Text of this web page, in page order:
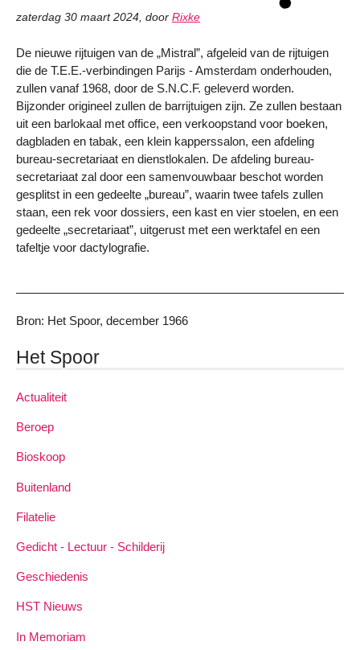
zaterdag 30 maart 2024, door Rixke
De nieuwe rijtuigen van de „Mistral”, afgeleid van de rijtuigen
die de T.E.E.-verbindingen Parijs - Amsterdam onderhouden,
zullen vanaf 1968, door de S.N.C.F. geleverd worden.
Bijzonder origineel zullen de barrijtuigen zijn. Ze zullen bestaan
uit een barlokaal met office, een verkoopstand voor boeken,
dagbladen en tabak, een klein kapperssalon, een afdeling
bureau-secretariaat en dienstlokalen. De afdeling bureau-
secretariaat zal door een samenvouwbaar beschot worden
gesplitst in een gedeelte „bureau”, waarin twee tafels zullen
staan, een rek voor dossiers, een kast en vier stoelen, en een
gedeelte „secretariaat”, uitgerust met een werktafel en een
tafeltje voor dactylografie.
Bron: Het Spoor, december 1966
Het Spoor
Actualiteit
Beroep
Bioskoop
Buitenland
Filatelie
Gedicht - Lectuur - Schilderij
Geschiedenis
HST Nieuws
In Memoriam